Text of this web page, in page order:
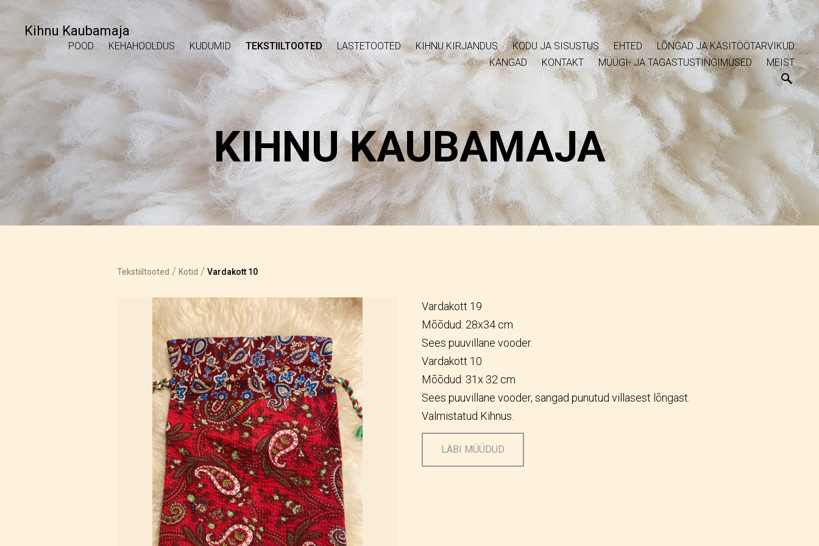
Kihnu Kaubamaja
POOD KEHAHOOLDUS KUDUMID TEKSTIILTOOTED LASTETOOTED KIHNU KIRJANDUS KODU JA SISUSTUS EHTED
LÕNGAD JA KÄSITÖÖTARVIKUD
KANGAD
KONTAKT MÜÜGI- JA TAGASTUSTINGIMUSED MEIST
KIHNU KAUBAMAJA
Tekstiiltooted / Kotid / Vardakott 10
Vardakott 19
Mõõdud: 28x34 cm
Sees puuvillane vooder.
Vardakott 10
Mõõdud: 31x 32 cm
Sees puuvillane vooder, sangad punutud villasest lõngast.
Valmistatud Kihnus.
LÄBI MÜÜDUD